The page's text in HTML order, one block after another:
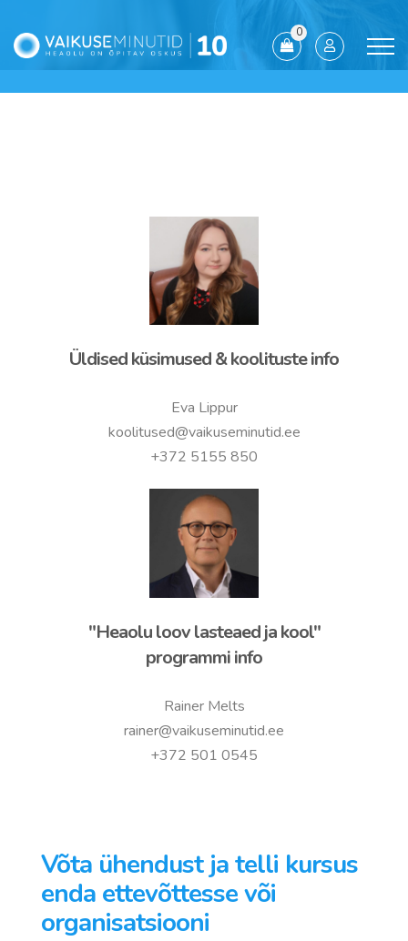
0
Üldised küsimused & koolituste info
Eva Lippur
koolitused@vaikuseminutid.ee
+372 5155 850
"Heaolu loov lasteaed ja kool"
programmi info
Rainer Melts
rainer@vaikuseminutid.ee
+372 501 0545
Võta ühendust ja telli kursus
enda ettevõttesse või
organisatsiooni